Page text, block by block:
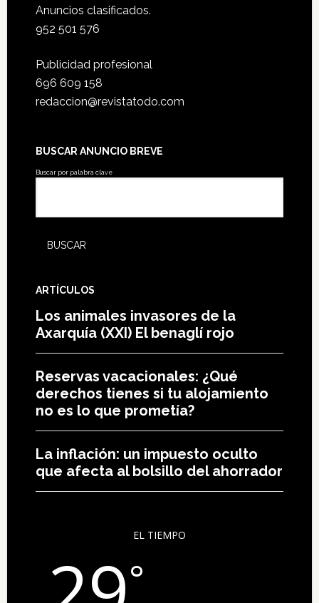
Anuncios clasificados.
952 501 576
Publicidad profesional
696 609 158
redaccion@revistatodo.com
BUSCAR ANUNCIO BREVE
Buscar por palabra clave
ARTÍCULOS
Los animales invasores de la
Axarquía (XXI) El benaglí rojo
Reservas vacacionales: ¿Qué
derechos tienes si tu alojamiento
no es lo que prometía?
La inflación: un impuesto oculto
que afecta al bolsillo del ahorrador
EL TIEMPO
°